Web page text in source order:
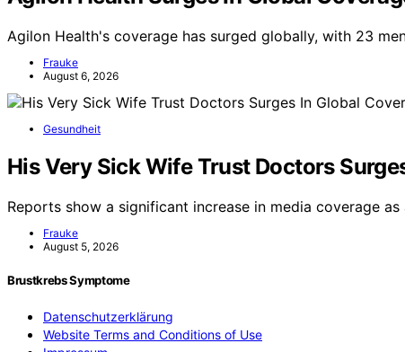
Agilon Health's coverage has surged globally, with 23
Frauke
August 6, 2026
Gesundheit
His Very Sick Wife Trust Doctors
Reports show a significant increase in media coverage
Frauke
August 5, 2026
Brustkrebs Symptome
Datenschutzerklärung
Website Terms and Conditions of Use